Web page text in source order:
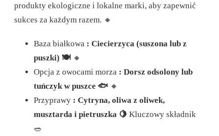
produkty ekologiczne i lokalne marki, aby zapewnić
sukces za każdym razem. 🔸
Baza białkowa : Ciecierzyca (suszona lub z
puszki) 🍽️ 🔸
Opcja z owocami morza : Dorsz odsolony lub
tuńczyk w puszce 🐟 🔸
Przyprawy : Cytryna, oliwa z oliwek,
musztarda i pietruszka 🍋 Kluczowy składnik
🥗